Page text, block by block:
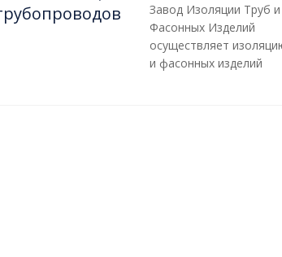
Завод Изоляции Труб и
Фасонных Изделий
осуществляет
и фасонных изделий